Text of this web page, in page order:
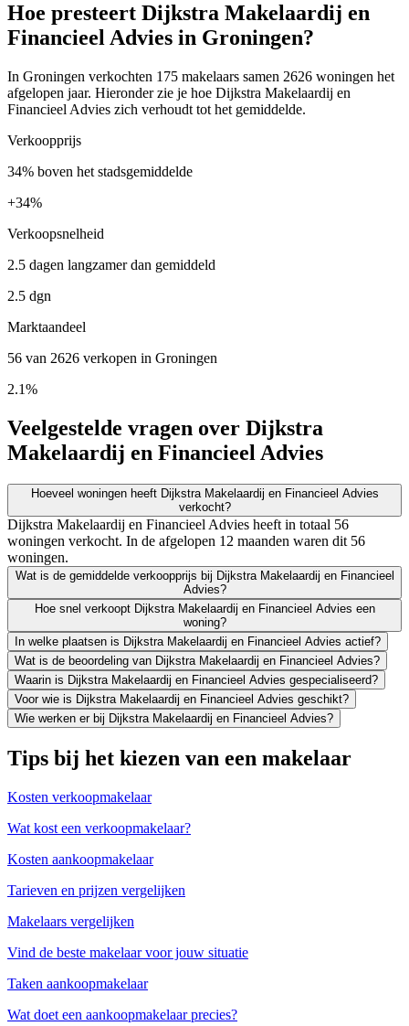
Hoe presteert Dijkstra Makelaardij en
Financieel Advies in Groningen?
In Groningen verkochten 175 makelaars samen 2626 woningen het
afgelopen jaar. Hieronder zie je hoe Dijkstra Makelaardij en
Financieel Advies zich verhoudt tot het gemiddelde.
Verkoopprijs
34% boven het stadsgemiddelde
+34%
Verkoopsnelheid
2.5 dagen langzamer dan gemiddeld
2.5 dgn
Marktaandeel
56 van 2626 verkopen in Groningen
2.1%
Veelgestelde vragen over Dijkstra
Makelaardij en Financieel Advies
Hoeveel woningen heeft Dijkstra Makelaardij en Financieel Advies
verkocht?
Dijkstra Makelaardij en Financieel Advies heeft in totaal 56
woningen verkocht. In de afgelopen 12 maanden waren dit 56
woningen.
Wat is de gemiddelde verkoopprijs bij Dijkstra Makelaardij en Financieel
Advies?
Hoe snel verkoopt Dijkstra Makelaardij en Financieel Advies een
woning?
In welke plaatsen is Dijkstra Makelaardij en Financieel Advies actief?
Wat is de beoordeling van Dijkstra Makelaardij en Financieel Advies?
Waarin is Dijkstra Makelaardij en Financieel Advies gespecialiseerd?
Voor wie is Dijkstra Makelaardij en Financieel Advies geschikt?
Wie werken er bij Dijkstra Makelaardij en Financieel Advies?
Tips bij het kiezen van een makelaar
Kosten verkoopmakelaar
Wat kost een verkoopmakelaar?
Kosten aankoopmakelaar
Tarieven en prijzen vergelijken
Makelaars vergelijken
Vind de beste makelaar voor jouw situatie
Taken aankoopmakelaar
Wat doet een aankoopmakelaar precies?